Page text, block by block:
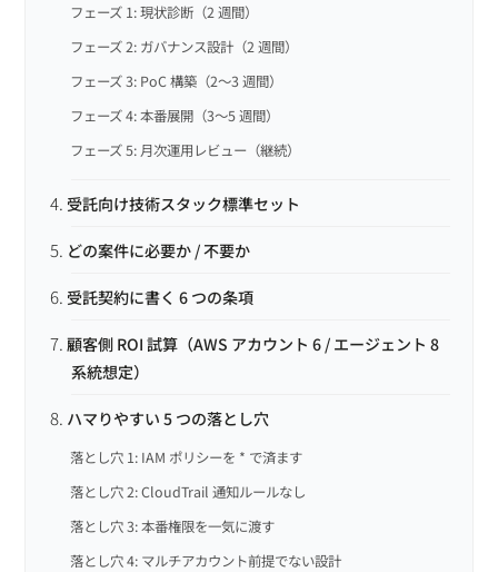
フェーズ 1: 現状診断（2 週間）
フェーズ 2: ガバナンス設計（2 週間）
フェーズ 3: PoC 構築（2〜3 週間）
フェーズ 4: 本番展開（3〜5 週間）
フェーズ 5: 月次運用レビュー（継続）
受託向け技術スタック標準セット
どの案件に必要か / 不要か
受託契約に書く 6 つの条項
顧客側 ROI 試算（AWS アカウント 6 / エージェント 8
系統想定）
ハマりやすい 5 つの落とし穴
落とし穴 1: IAM ポリシーを * で済ます
落とし穴 2: CloudTrail 通知ルールなし
落とし穴 3: 本番権限を一気に渡す
落とし穴 4: マルチアカウント前提でない設計